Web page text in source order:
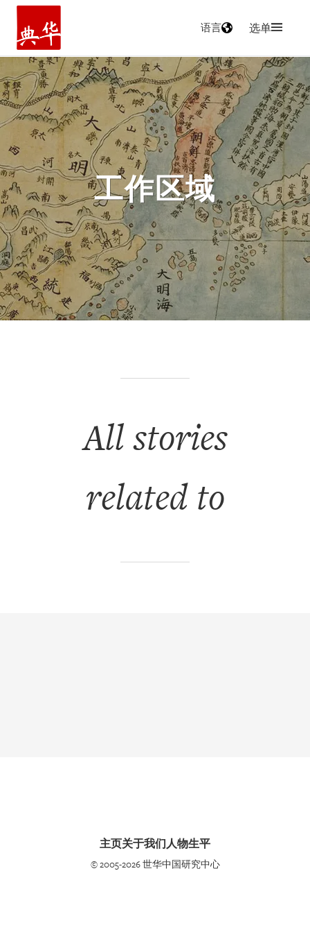
主页
语言 选单
工作区域
All stories
related to
主页关于我们人物生平
© 2005-2026 世华中国研究中心